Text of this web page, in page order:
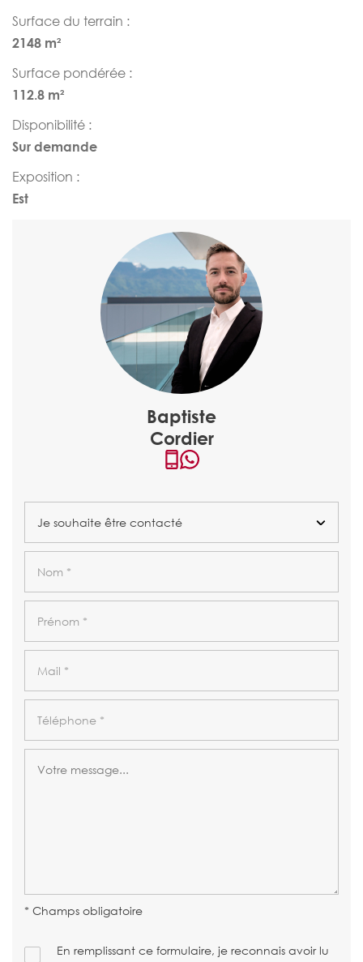
Surface du terrain :
2148 m²
Surface pondérée :
112.8 m²
Disponibilité :
Sur demande
Exposition :
Est
Baptiste
Cordier
* Champs obligatoire
En remplissant ce formulaire, je reconnais avoir lu